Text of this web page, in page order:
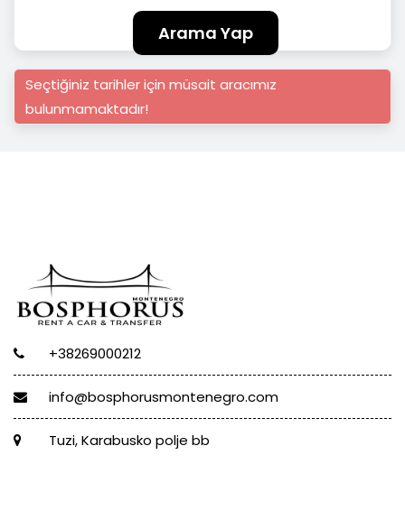
Arama Yap
Seçtiğiniz tarihler için müsait aracımız
bulunmamaktadır!
+38269000212
info@bosphorusmontenegro.com
Tuzi, Karabusko polje bb